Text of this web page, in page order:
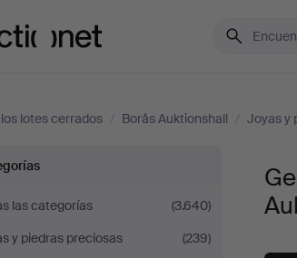
lotes cerrados / Borås Auktionshall / Joyas y
las categorías
(3.640)
y piedras preciosas
(239)